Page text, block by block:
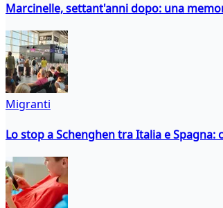
Marcinelle, settant'anni dopo: una
Migranti
Lo stop a Schenghen tra Italia e